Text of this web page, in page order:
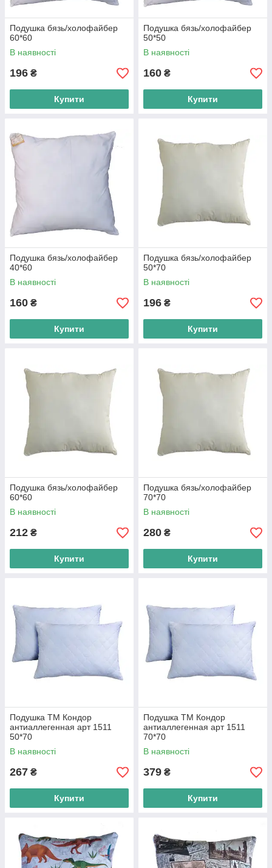
Подушка бязь/холофайбер
60*60
В наявності
196 ₴
Купити
Подушка бязь/холофайбер
50*50
В наявності
160 ₴
Купити
Подушка бязь/холофайбер
40*60
В наявності
160 ₴
Купити
Подушка бязь/холофайбер
50*70
В наявності
196 ₴
Купити
Подушка бязь/холофайбер
60*60
В наявності
212 ₴
Купити
Подушка бязь/холофайбер
70*70
В наявності
280 ₴
Купити
Подушка ТМ Кондор
антиаллегенная арт 1511
50*70
В наявності
267 ₴
Купити
Подушка ТМ Кондор
антиаллегенная арт 1511
70*70
В наявності
379 ₴
Купити